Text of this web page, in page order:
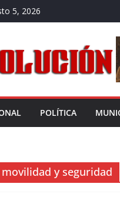
5, 2026
POLÍTICA
y seguridad